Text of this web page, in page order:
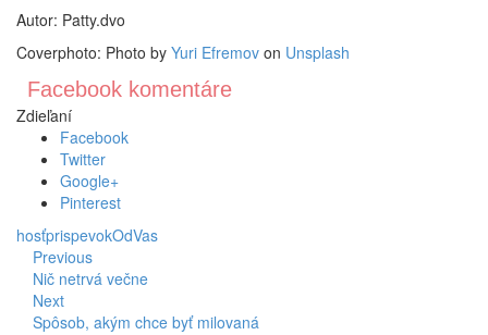
Autor: Patty.dvo
Coverphoto: Photo by Yuri Efremov on Unsplash
Facebook komentáre
Zdieľaní
Facebook
Twitter
Google+
Pinterest
hosťprispevokOdVas
Previous
Nič netrvá večne
Next
Spôsob, akým chce byť milovaná